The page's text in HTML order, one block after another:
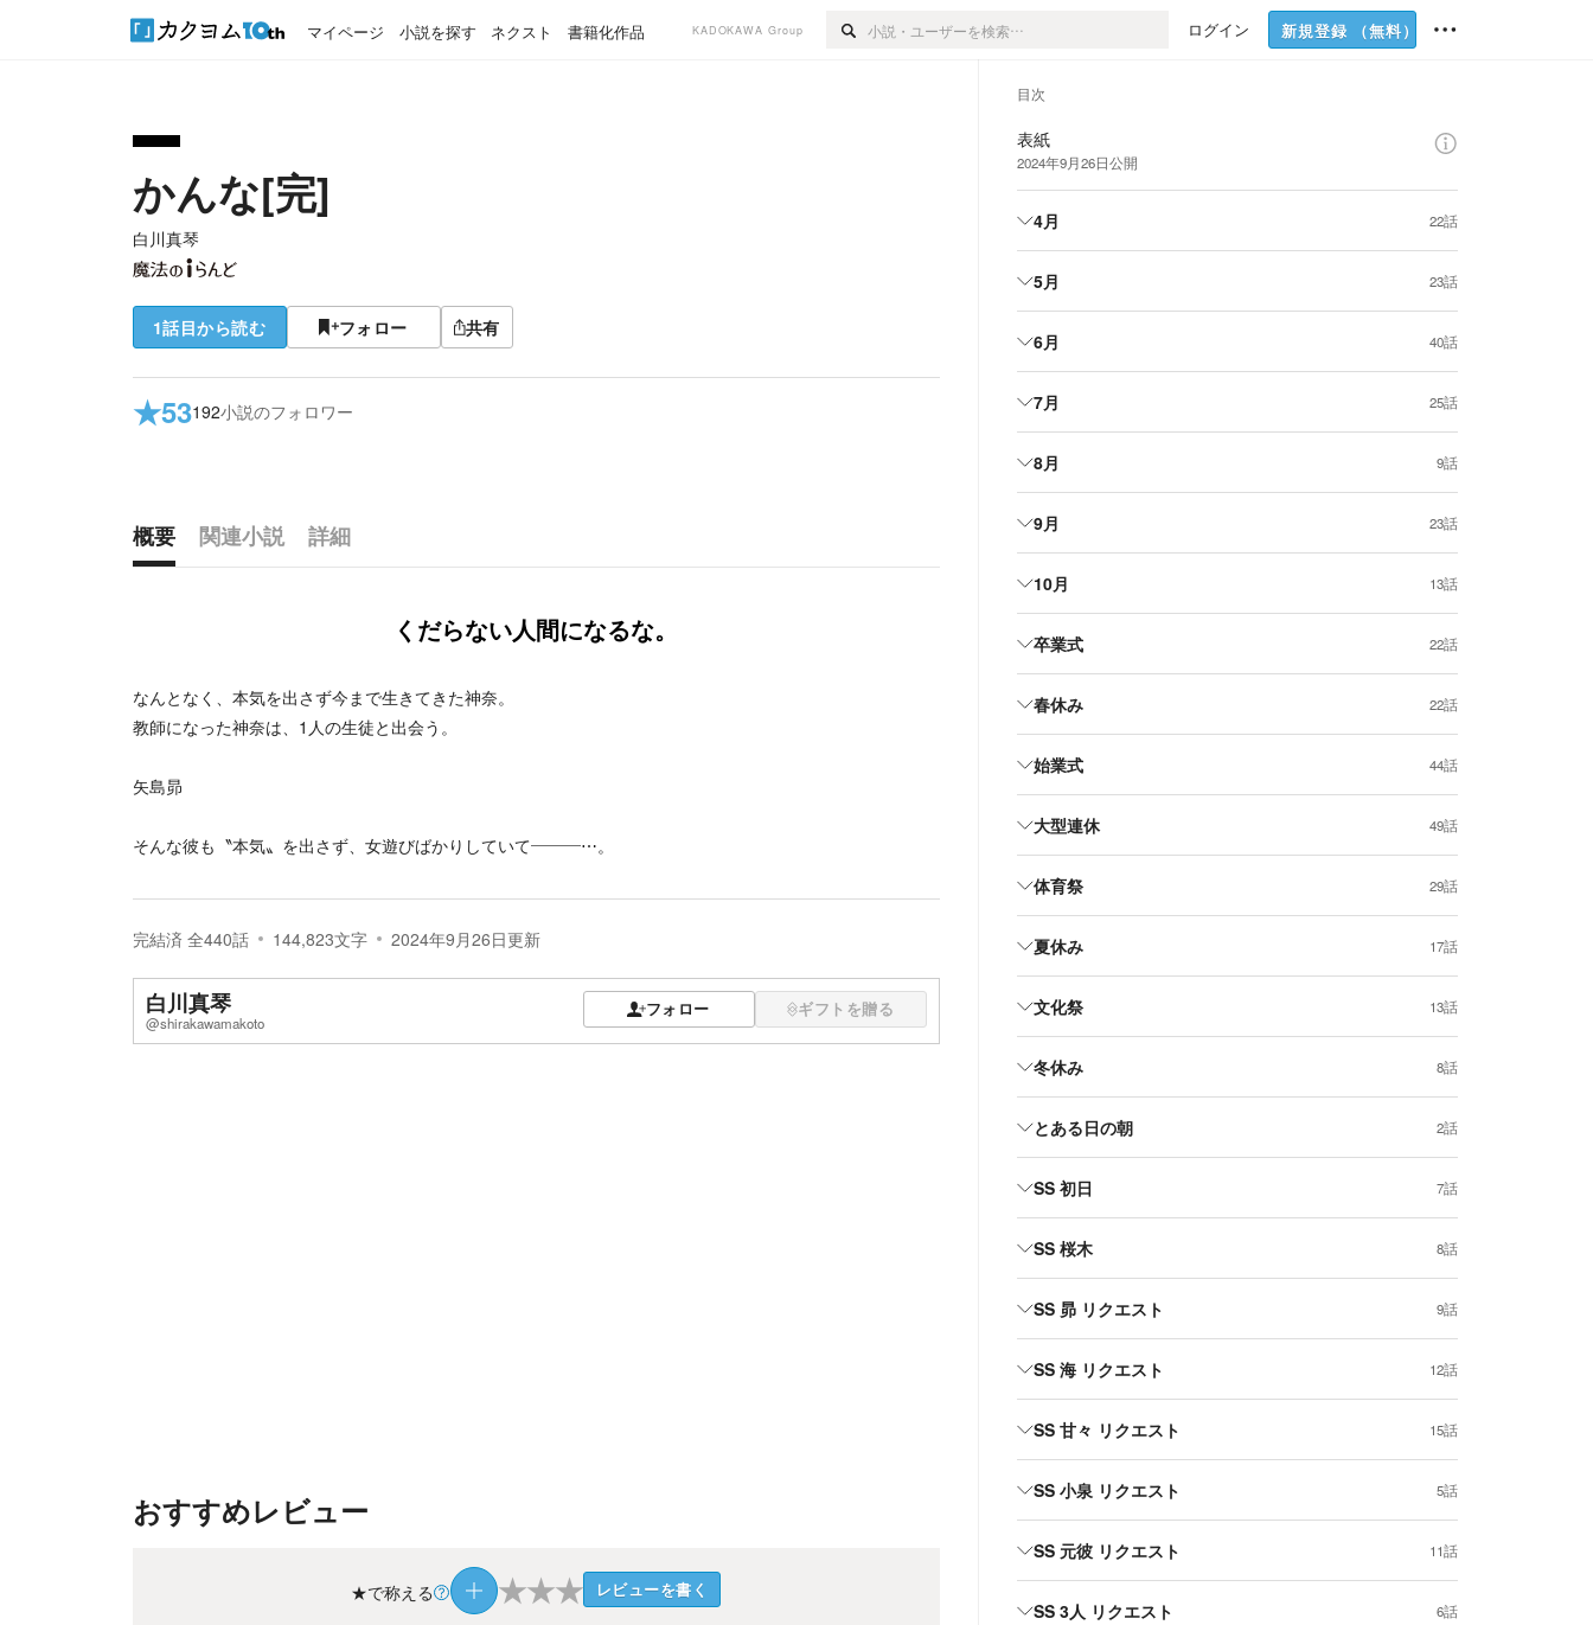
マイページ 小説を探す ネクスト 書籍化作品 KADOKAWA Group ログイン 新規登録 （無料）
かんな[完]
白川真琴
1話目から読む フォロー 共有
★53192小説のフォロワー
概要 関連小説
詳細
くだらない人間になるな。
なんとなく、本気を出さず今まで生きてきた神奈。
教師になった神奈は、1人の生徒と出会う。
矢島昴
そんな彼も〝本気〟を出さず、女遊びばかりしていて―――⋯。
完結済 全440話 144,823文字 2024年9月26日更新
白川真琴
@shirakawamakoto
フォロー ギフトを贈る
おすすめレビュー
★で称える ★★★ レビューを書く
目次
表紙
2024年9月26日公開
4月 22話
5月 23話
6月 40話
7月 25話
8月 9話
9月 23話
10月 13話
卒業式 22話
春休み 22話
始業式 44話
大型連休 49話
体育祭 29話
夏休み 17話
文化祭 13話
冬休み 8話
とある日の朝 2話
SS 初日 7話
SS 桜木 8話
SS 昴 リクエスト 9話
SS 海 リクエスト 12話
SS 甘々 リクエスト 15話
SS 小泉 リクエスト 5話
SS 元彼 リクエスト 11話
SS 3人 リクエスト 6話